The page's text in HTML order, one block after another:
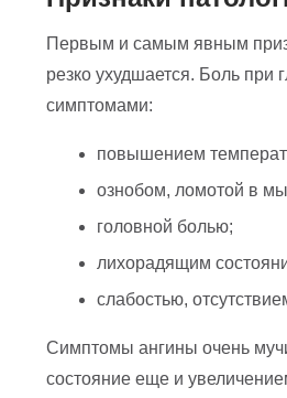
Первым и самым явным
резко ухудшается. Боль при
симптомами:
повышением
ознобом, ломотой в
головной болью;
лихорадящим
слабостью,
Симптомы ангины очень
состояние еще и